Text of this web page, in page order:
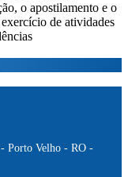
o apostilamento e o
de atividades
Porto Velho - RO -